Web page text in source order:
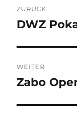
ZURÜCK
Vorheriger
DWZ
WEITER
Nächster
Zabo